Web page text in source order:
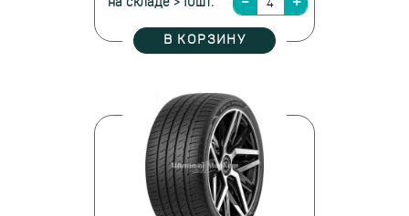
на складе > 10шт.
В КОРЗИНУ